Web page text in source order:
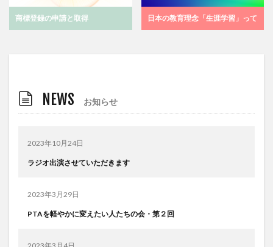
商標登録の申請と取得 日本の教育理念「生涯学習」って
NEWS お知らせ
2023年10月24日
ラジオ出演させていただきます
2023年3月29日
PTAを軽やかに変えたい人たちの会・第２回